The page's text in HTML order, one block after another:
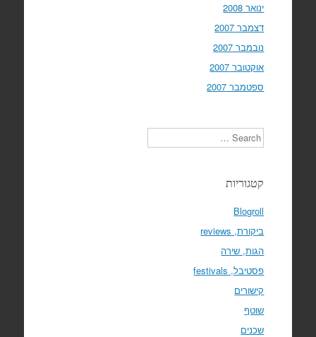
ינואר 2008
דצמבר 2007
נובמבר 2007
אוקטובר 2007
ספטמבר 2007
Search
קטגוריות
Blogroll
ביקורת, reviews
הגות, שירה
פסטיבל, festivals
קישורים
שוטף
שכנים